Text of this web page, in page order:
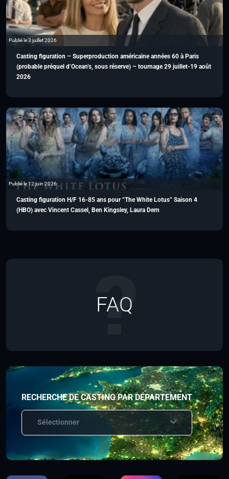
Publié le 3 juillet 2026
Casting figuration – Superproduction américaine années 60 à Paris
(probable préquel d’Ocean’s, sous réserve) – tournage 29 juillet-19 août
2026
Publié le 12 juin 2026
Casting figuration H/F 16-85 ans pour “The White Lotus” Saison 4
(HBO) avec Vincent Cassel, Ben Kingsley, Laura Dern
FAQ
RECHERCHE DE CASTING PAR DÉPARTEMENT
Sélectionner